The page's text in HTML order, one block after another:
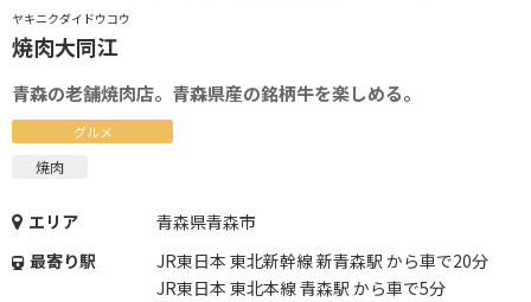
ヤキニクダイドウコウ
焼肉大同江
青森の老舗焼肉店。青森県産の銘柄牛を楽しめる。
グルメ
焼肉
エリア
青森県青森市
最寄り駅
JR東日本 東北新幹線 新青森駅 から車で20分
JR東日本 東北本線 青森駅 から車で5分